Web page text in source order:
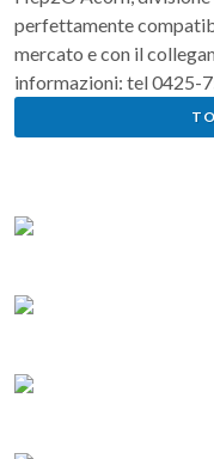
perfettamente
mercato e con il
informazioni: tel 0425-